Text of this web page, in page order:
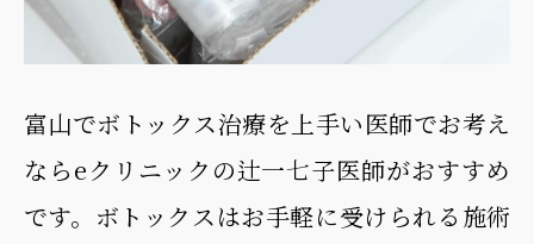
富山でボトックス治療を上手い医師でお考え
ならeクリニックの辻一七子医師がおすすめ
です。ボトックスはお手軽に受けられる施術